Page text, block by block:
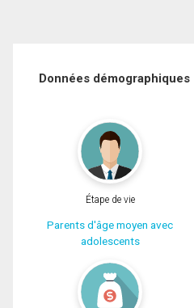
Données démographiques
Étape de vie
Parents d'âge moyen avec
adolescents